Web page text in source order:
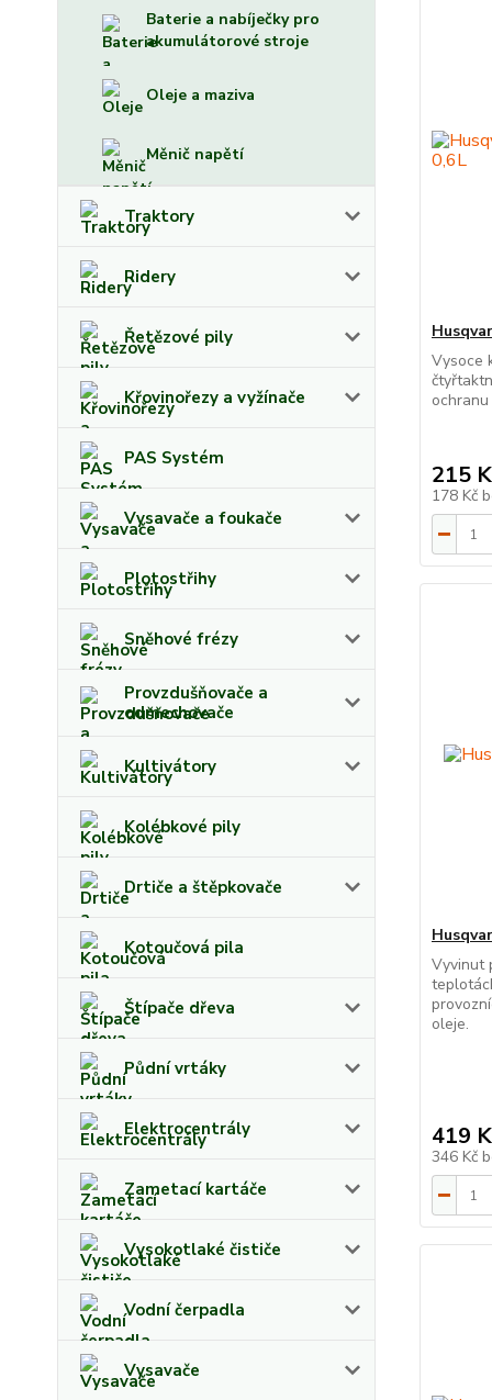
Baterie a nabíječky pro
akumulátorové stroje
Oleje a maziva
Měnič napětí
Traktory
Ridery
Řetězové pily
Křovinořezy a vyžínače
PAS Systém
Vysavače a foukače
Plotostřihy
Sněhové frézy
Provzdušňovače a
odmechovače
Kultivátory
Kolébkové pily
Drtiče a štěpkovače
Kotoučová pila
Štípače dřeva
Půdní vrtáky
Elektrocentrály
Zametací kartáče
Vysokotlaké čističe
Vodní čerpadla
Vysavače
Vysoce
215
178 Kč
Vyvinut
oleje.
419
346 Kč